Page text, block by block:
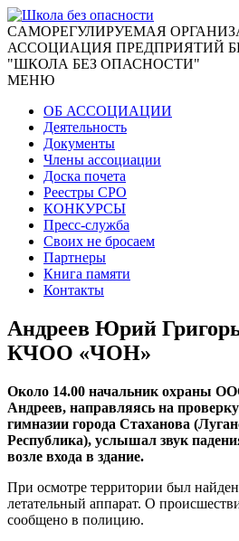
CАМОРЕГУЛИРУЕМАЯ
АССОЦИАЦИЯ ПРЕДПРИЯТИЙ
"ШКОЛА БЕЗ ОПАСНОСТИ"
МЕНЮ
ОБ АССОЦИАЦИИ
Деятельность
Документы
Члены ассоциации
Доска почета
Реестры СРО
КОНКУРСЫ
Пресс-служба
Своих не бросаем
Партнеры
Книга памяти
Контакты
Андреев Юрий
КЧОО «ЧОН»
Около 14.00 начальник
Андреев, направляясь на
гимназии города Стаханова
Республика), услышал звук
возле входа в здание.
При осмотре территории был
летательный аппарат. О
сообщено в полицию.